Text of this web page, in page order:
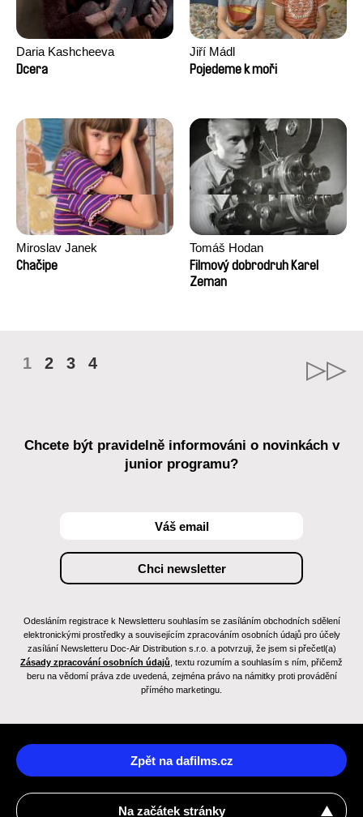
Daria Kashcheeva
Dcera
Jiří Mádl
Pojedeme k moři
Miroslav Janek
Chačipe
Tomáš Hodan
Filmový dobrodruh Karel
Zeman
1 2 3 4
Chcete být pravidelně informováni o novinkách v
junior programu?
Odesláním registrace k Newsletteru souhlasím se zasíláním obchodních sdělení
elektronickými prostředky a souvisejícím zpracováním osobních údajů pro účely
zasílání Newsletteru Doc-Air Distribution s.r.o. a potvrzuji, že jsem si přečetl(a)
Zásady zpracování osobních údajů , textu rozumím a souhlasím s ním, přičemž
beru na vědomí práva zde uvedená, zejména právo na námitky proti provádění
přímého marketingu.
Zpět na dafilms.cz
Na začátek stránky